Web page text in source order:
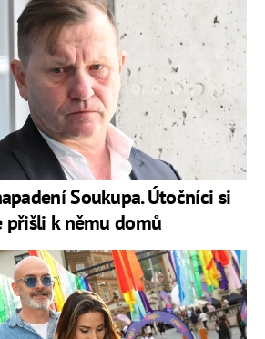
Soukupa. Útočníci si
k němu domů